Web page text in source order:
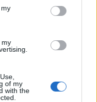
my
of my
with the
στην όπερα της